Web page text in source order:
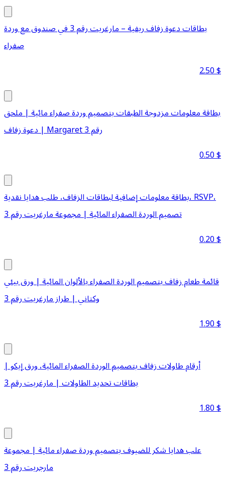
بطاقات دعوة زفاف ريفية – مارغريت رقم 3 في صندوق مع وردة
صفراء
2.50$
بطاقة معلومات مزدوجة الطبقات بتصميم وردة صفراء مائية | ملحق
دعوة زفاف | Margaret رقم 3
0.50$
بطاقة معلومات إضافية لبطاقات الزفاف، طلب هدايا نقدية، RSVP،
تصميم الوردة الصفراء المائية | مجموعة مارغريت رقم 3
0.20$
قائمة طعام زفاف بتصميم الوردة الصفراء بالألوان المائية | ورق بيئي
وكتاني | طراز مارغريت رقم 3
1.90$
أرقام طاولات زفاف بتصميم الوردة الصفراء المائية، ورق إيكو |
بطاقات تحديد الطاولات | مارغريت رقم 3
1.80$
علب هدايا شكر للضيوف بتصميم وردة صفراء مائية | مجموعة
مارجريت رقم 3